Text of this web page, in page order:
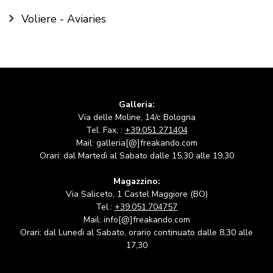
Voliere - Aviaries
Galleria:
Via delle Moline, 14/c Bologna
Tel. Fax, : +39.051.271404
Mail: galleria[@]freakando.com
Orari: dal Martedì al Sabato dalle 15,30 alle 19,30
Magazzino:
Via Saliceto, 1 Castel Maggiore (BO)
Tel.: +39.051.704757
Mail: info[@]freakando.com
Orari: dal Lunedì al Sabato, orario continuato dalle 8,30 alle
17,30